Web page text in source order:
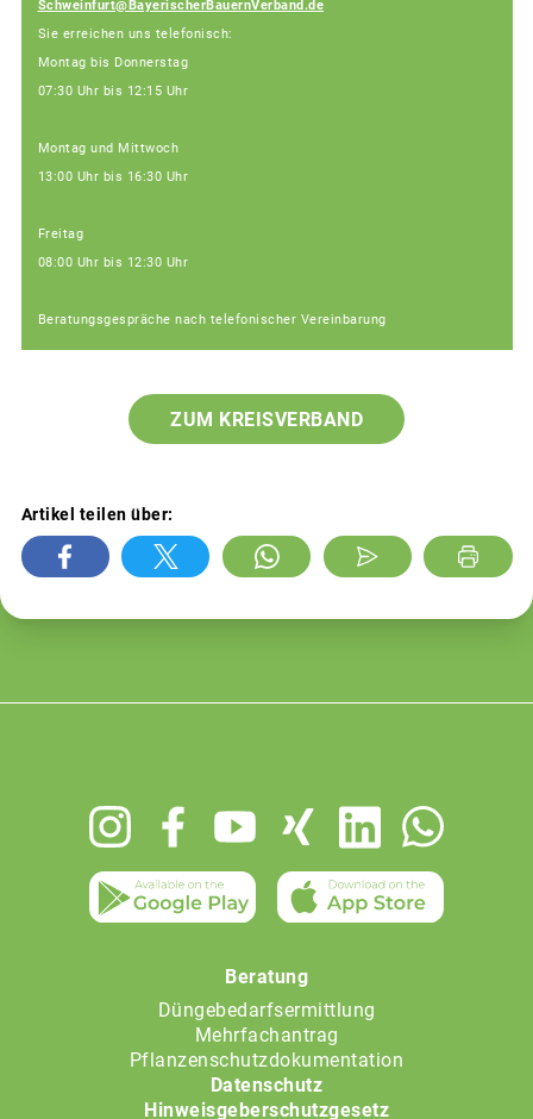
Schweinfurt@BayerischerBauernVerband.de
Sie erreichen uns telefonisch:
Montag bis Donnerstag
07:30 Uhr bis 12:15 Uhr
Montag und Mittwoch
13:00 Uhr bis 16:30 Uhr
Freitag
08:00 Uhr bis 12:30 Uhr
Beratungsgespräche nach telefonischer Vereinbarung
ZUM KREISVERBAND
Artikel teilen über:
Beratung
Düngebedarfsermittlung
Mehrfachantrag
Pflanzenschutzdokumentation
Datenschutz
Hinweisgeberschutzgesetz